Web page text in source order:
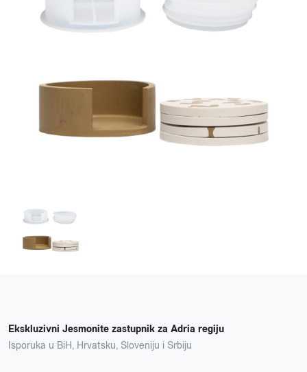
Ekskluzivni Jesmonite zastupnik za Adria regiju
Isporuka u BiH, Hrvatsku, Sloveniju i Srbiju